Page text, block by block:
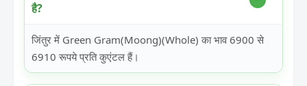
है?
जिंतुर में Green Gram(Moong)(Whole) का भाव 6900 से
6910 रूपये प्रति कुएंटल हैं।